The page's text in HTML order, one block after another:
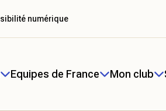
Equipes de France Mon club
numérique